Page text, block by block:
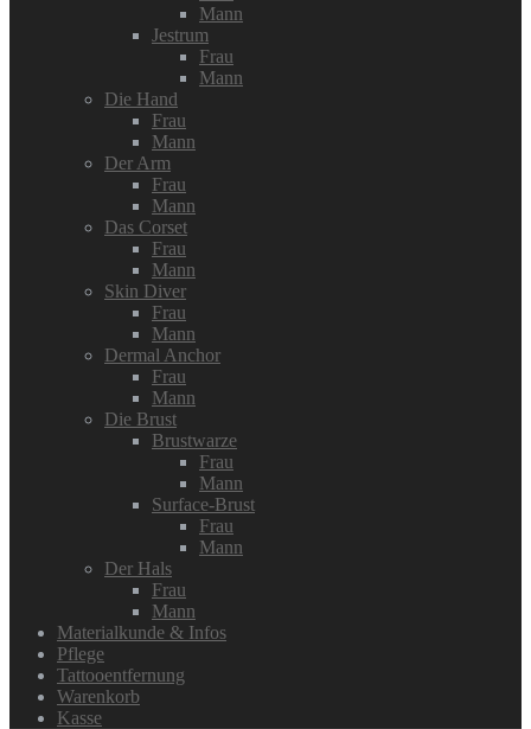
Mann
Jestrum
Frau
Mann
Die Hand
Frau
Mann
Der Arm
Frau
Mann
Das Corset
Frau
Mann
Skin Diver
Frau
Mann
Dermal Anchor
Frau
Mann
Die Brust
Brustwarze
Frau
Mann
Surface-Brust
Frau
Mann
Der Hals
Frau
Mann
Materialkunde & Infos
Pflege
Tattooentfernung
Warenkorb
Kasse